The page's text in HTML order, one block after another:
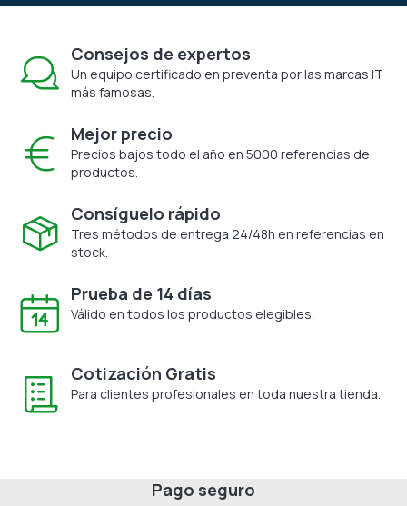
Consejos de expertos
Un equipo certificado en preventa por las marcas IT
más famosas.
Mejor precio
Precios bajos todo el año en 5000 referencias de
productos.
Consíguelo rápido
Tres métodos de entrega 24/48h en referencias en
stock.
Prueba de 14 días
Válido en todos los productos elegibles.
Cotización Gratis
Para clientes profesionales en toda nuestra tienda.
Pago seguro